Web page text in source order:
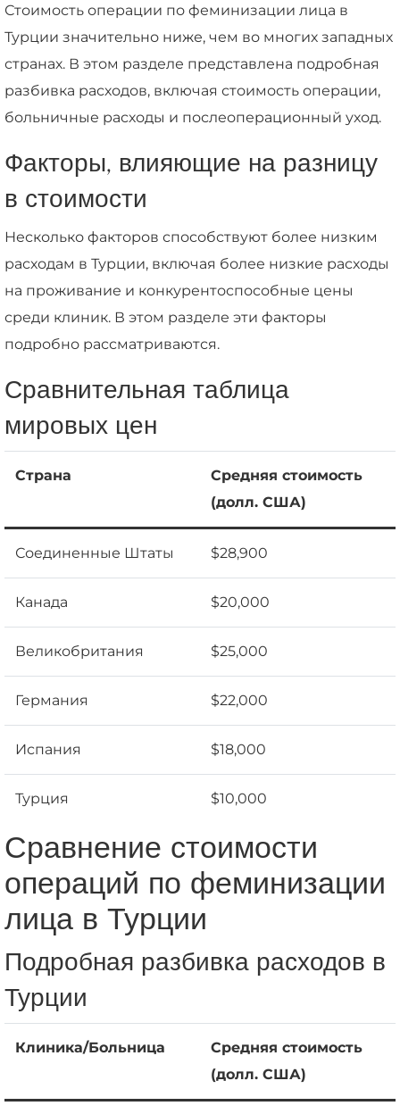
Стоимость операции по феминизации лица в
Турции значительно ниже, чем во многих западных
странах. В этом разделе представлена подробная
разбивка расходов, включая стоимость операции,
больничные расходы и послеоперационный уход.
Факторы, влияющие на разницу
в стоимости
Несколько факторов способствуют более низким
расходам в Турции, включая более низкие расходы
на проживание и конкурентоспособные цены
среди клиник. В этом разделе эти факторы
подробно рассматриваются.
Сравнительная таблица
мировых цен
Страна
Средняя стоимость
(долл. США)
Соединенные Штаты $28,900
Канада $20,000
Великобритания $25,000
Германия $22,000
Испания $18,000
Турция $10,000
Сравнение стоимости
операций по феминизации
лица в Турции
Подробная разбивка расходов в
Турции
Клиника/Больница
Средняя стоимость
(долл. США)